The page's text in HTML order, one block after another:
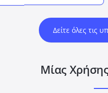
Δείτε όλες τις
Μίας